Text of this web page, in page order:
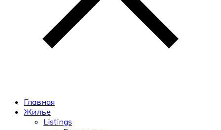
Главная
Жилье
Listings